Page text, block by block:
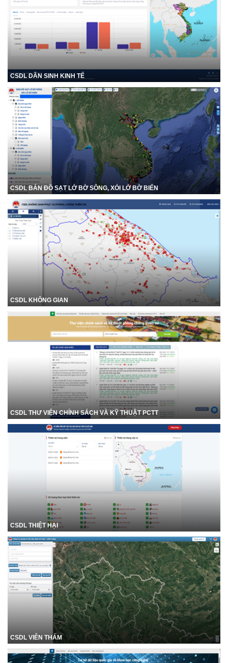
CSDL DÂN SINH KINH TẾ
CSDL BẢN ĐỒ SẠT LỞ BỜ SÔNG, XÓI LỞ BỜ BIỂN
CSDL KHÔNG GIAN
CSDL THƯ VIỆN CHÍNH SÁCH VÀ KỸ THUẬT PCTT
CSDL THIỆT HẠI
CSDL VIỄN THÁM